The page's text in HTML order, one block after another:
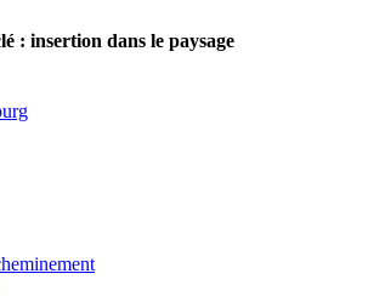
: insertion dans le paysage